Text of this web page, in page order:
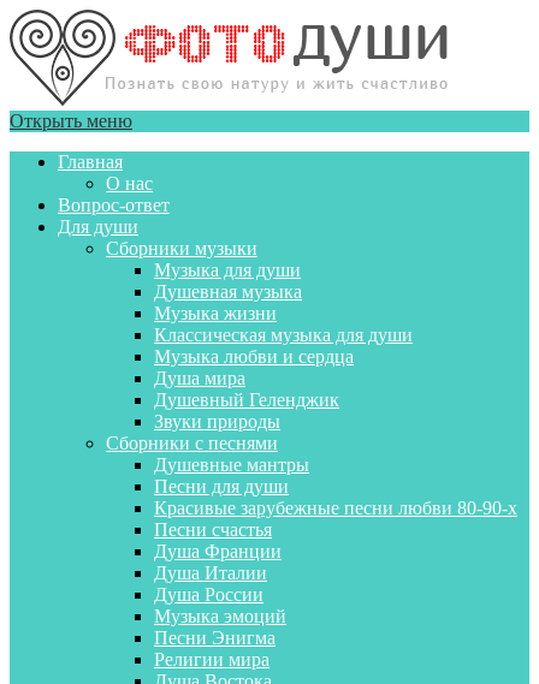
Открыть меню
Главная
О нас
Вопрос-ответ
Для души
Сборники музыки
Музыка для души
Душевная музыка
Музыка жизни
Классическая музыка для души
Музыка любви и сердца
Душа мира
Душевный Геленджик
Звуки природы
Сборники с песнями
Душевные мантры
Песни для души
Красивые зарубежные песни любви 80-90-х
Песни счастья
Душа Франции
Душа Италии
Душа России
Музыка эмоций
Песни Энигма
Религии мира